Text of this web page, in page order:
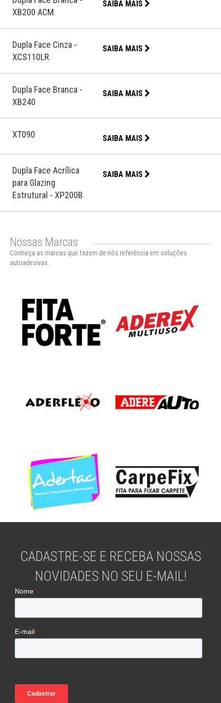
XB200 ACM
SAIBA MAIS
Dupla Face Cinza -
XCS110LR
SAIBA MAIS
Dupla Face Branca -
XB240
SAIBA MAIS
XT090 SAIBA MAIS
Dupla Face Acrílica
para Glazing
Estrutural - XP200B
SAIBA MAIS
Nossas Marcas
Conheça as marcas que fazem de nós referência em soluções
autoadesivas.
CADASTRE-SE E RECEBA NOSSAS
NOVIDADES NO SEU E-MAIL!